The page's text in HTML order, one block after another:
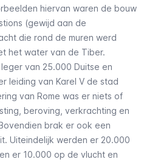
hiervan waren de bouw
(gewijd aan de
die rond de muren werd
het water van de Tiber.
van 25.000 Duitse en
leiding van Karel V de stad
van Rome was er niets of
beroving, verkrachting en
brak er ook een
Uiteindelijk werden er 20.000
er 10.000 op de vlucht en